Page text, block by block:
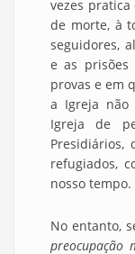
vezes
de morte, à
seguidores,
e as prisões
provas e em
a Igreja não
Igreja de
Presidiários,
refugiados,
nosso tempo.
No entanto,
preocupação